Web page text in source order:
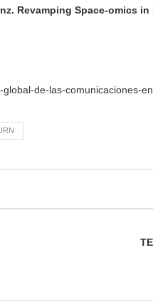
Revamping Space-omics in
de-las-comunicaciones-